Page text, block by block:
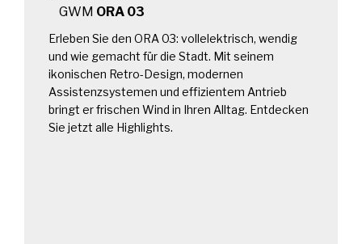
GWM ORA 03
Erleben Sie den ORA 03: vollelektrisch, wendig
und wie gemacht für die Stadt. Mit seinem
ikonischen Retro-Design, modernen
Assistenzsystemen und effizientem Antrieb
bringt er frischen Wind in Ihren Alltag. Entdecken
Sie jetzt alle Highlights.